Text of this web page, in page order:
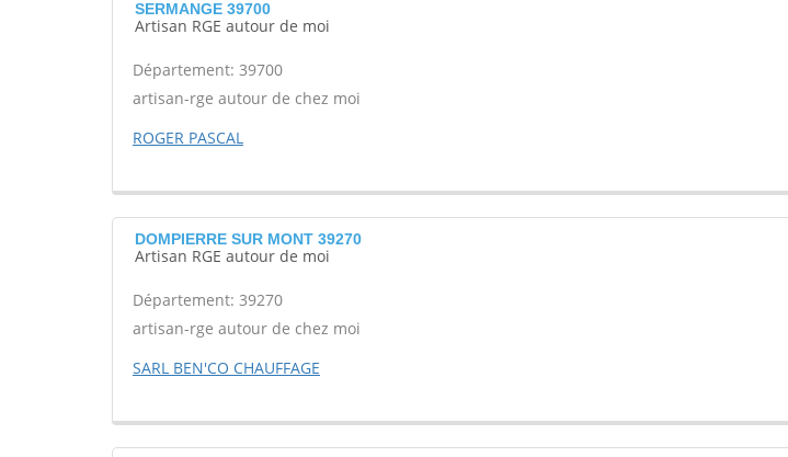
SERMANGE 39700
Artisan RGE autour de moi
Département: 39700
artisan-rge autour de chez moi
ROGER PASCAL
DOMPIERRE SUR MONT 39270
Artisan RGE autour de moi
Département: 39270
artisan-rge autour de chez moi
SARL BEN'CO CHAUFFAGE